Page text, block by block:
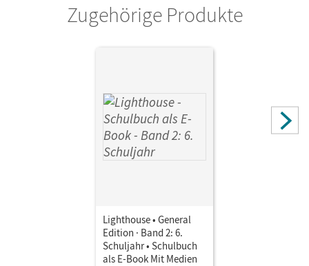
Zugehörige Produkte
Lighthouse • General
Edition · Band 2: 6.
Schuljahr • Schulbuch
als E-Book Mit Medien